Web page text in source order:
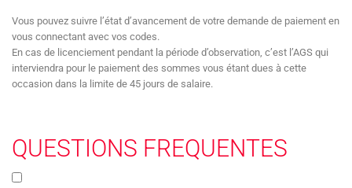
Vous pouvez suivre l’état d’avancement de votre demande de paiement en
vous connectant avec vos codes.
En cas de licenciement pendant la période d’observation, c’est l’AGS qui
interviendra pour le paiement des sommes vous étant dues à cette
occasion dans la limite de 45 jours de salaire.
QUESTIONS FREQUENTES